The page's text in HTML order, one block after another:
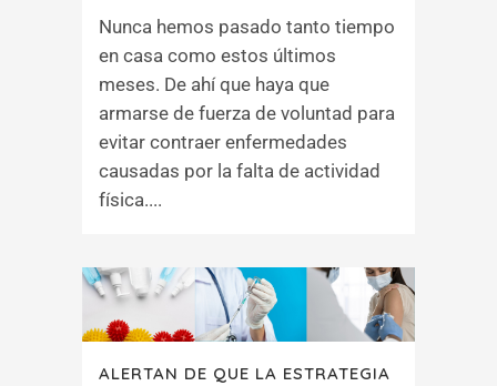
Nunca hemos pasado tanto tiempo
en casa como estos últimos
meses. De ahí que haya que
armarse de fuerza de voluntad para
evitar contraer enfermedades
causadas por la falta de actividad
física....
ALERTAN DE QUE LA ESTRATEGIA